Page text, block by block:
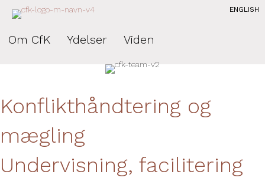
ENGLISH
Om CfK Ydelser Viden
Konflikthåndtering og
mægling
Undervisning, facilitering